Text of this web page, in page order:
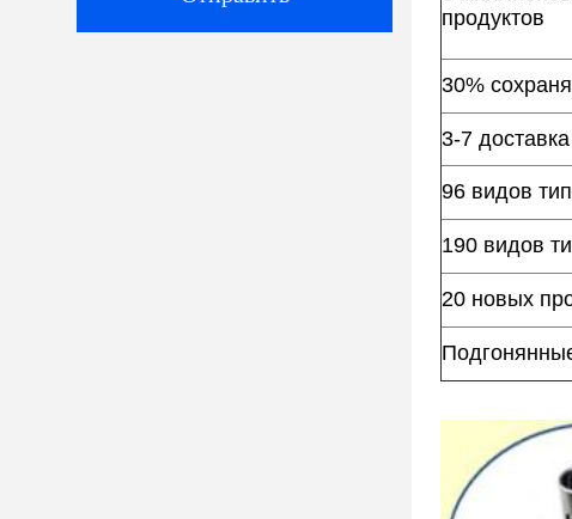
продуктов
30%
3-7
96 видов
190 видов
20 новых